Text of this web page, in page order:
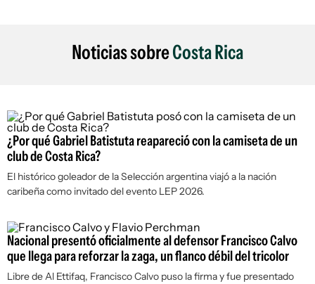
Noticias sobreCosta Rica
¿Por qué Gabriel Batistuta reapareció con la camiseta de un
club de Costa Rica?
El histórico goleador de la Selección argentina viajó a la nación
caribeña como invitado del evento LEP 2026.
Nacional presentó oficialmente al defensor Francisco Calvo
que llega para reforzar la zaga, un flanco débil del tricolor
Libre de Al Ettifaq, Francisco Calvo puso la firma y fue presentado